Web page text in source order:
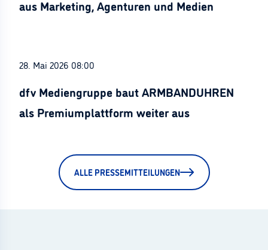
aus Marketing, Agenturen und Medien
28. Mai 2026 08:00
dfv Mediengruppe baut ARMBANDUHREN
als Premiumplattform weiter aus
ALLE PRESSEMITTEILUNGEN